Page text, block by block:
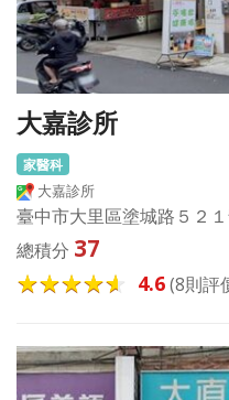
大嘉診所
家醫科
大嘉診所
臺中市大里區塗城路５２
總積分 37
4.6(8則評